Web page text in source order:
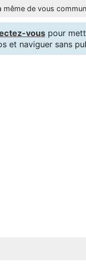
de vous
vouspour
et naviguer sans